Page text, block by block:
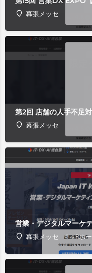
幕張メッセ
第2回 店舗の人手不足
幕張メッセ
営業・デジタルマーケ
幕張メッセ 1～8ホ